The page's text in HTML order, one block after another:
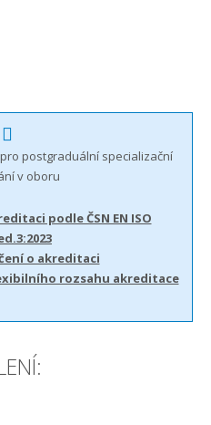
postgraduální specializační
v oboru
podle ČSN EN ISO
o akreditaci
rozsahu akreditace